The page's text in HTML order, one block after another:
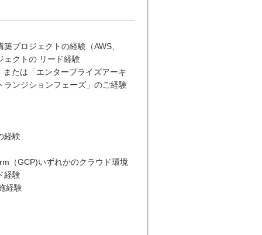
プロジェクトの経験（AWS、
ェクトの リード経験
たは「エンタープライズアーキ
ンジションフェーズ」のご経験
経験
（GCP)いずれかのクラウド環境
経験
経験